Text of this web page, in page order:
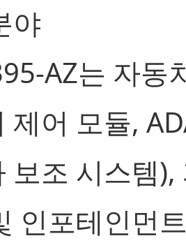
야
AZ는 자동
제어 모듈,
보조 시스템),
인포테인먼